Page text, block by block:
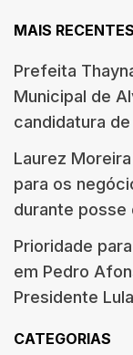
MAIS RECENTES
Prefeita
Municipal de
candidatura
Laurez
para os
durante posse
Prioridade
em Pedro
Presidente Lula
CATEGORIAS